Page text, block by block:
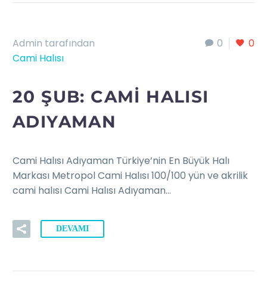
0 0
Admin tarafından
Cami Halısı
20 ŞUB: CAMI HALISI
ADIYAMAN
Cami Halısı Adıyaman Türkiye’nin En Büyük Halı
Markası Metropol Cami Halısı 100/100 yün ve akrilik
cami halısı Cami Halısı Adıyaman…
DEVAMI